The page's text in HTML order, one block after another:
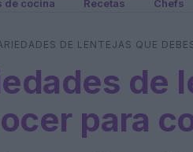
de cocina Recetas Chefs
DE LENTEJAS QUE
de
para